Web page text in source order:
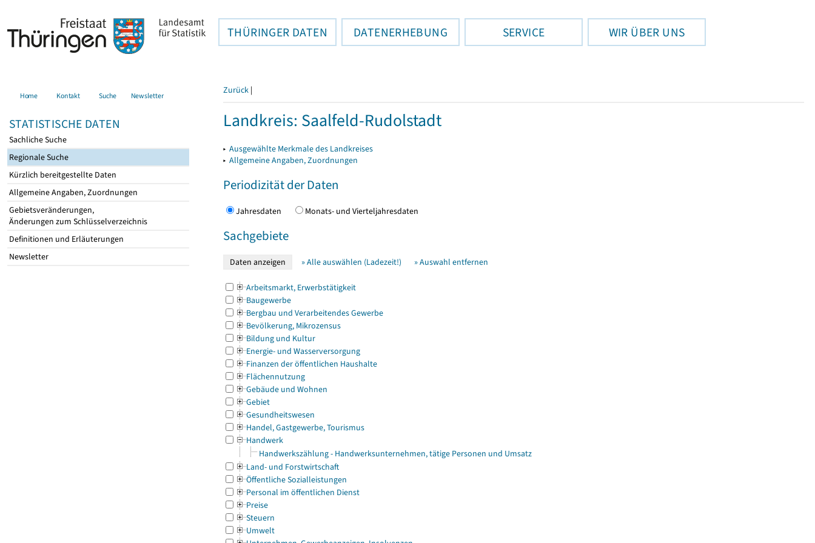
THÜRINGER DATEN DATENERHEBUNG SERVICE WIR ÜBER UNS
Home Kontakt Suche Newsletter
STATISTISCHE DATEN
Sachliche Suche
Regionale Suche
Kürzlich bereitgestellte Daten
Allgemeine Angaben, Zuordnungen
Gebietsveränderungen,
Änderungen zum Schlüsselverzeichnis
Definitionen und Erläuterungen
Newsletter
Zurück |
Landkreis: Saalfeld-Rudolstadt
▸ Ausgewählte Merkmale des Landkreises
▸ Allgemeine Angaben, Zuordnungen
Periodizität der Daten
Jahresdaten Monats- und Vierteljahresdaten
Sachgebiete
» Alle auswählen (Ladezeit!) » Auswahl entfernen
Arbeitsmarkt, Erwerbstätigkeit
Baugewerbe
Bergbau und Verarbeitendes Gewerbe
Bevölkerung, Mikrozensus
Bildung und Kultur
Energie- und Wasserversorgung
Finanzen der öffentlichen Haushalte
Flächennutzung
Gebäude und Wohnen
Gebiet
Gesundheitswesen
Handel, Gastgewerbe, Tourismus
Handwerk
Handwerkszählung - Handwerksunternehmen, tätige Personen und Umsatz
Land- und Forstwirtschaft
Öffentliche Sozialleistungen
Personal im öffentlichen Dienst
Preise
Steuern
Umwelt